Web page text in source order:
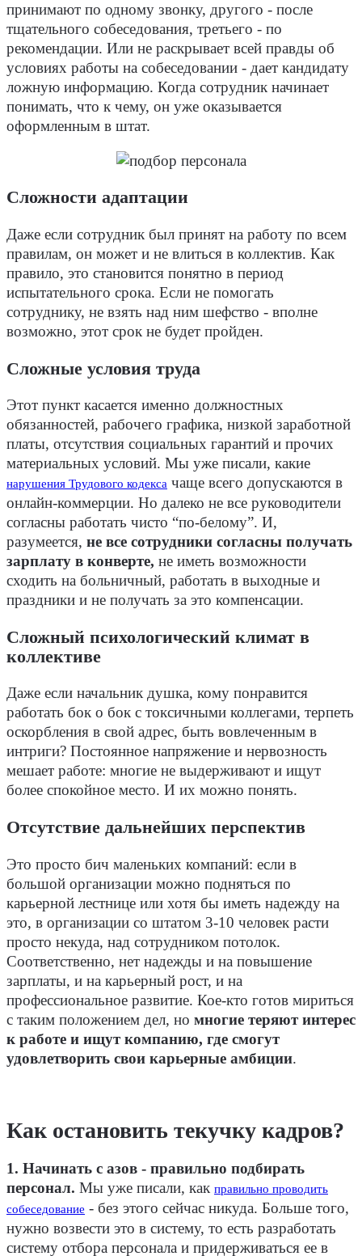
принимают по одному звонку, другого - после
тщательного собеседования, третьего - по
рекомендации. Или не раскрывает всей правды об
условиях работы на собеседовании - дает кандидату
ложную информацию. Когда сотрудник начинает
понимать, что к чему, он уже оказывается
оформленным в штат.
Сложности адаптации
Даже если сотрудник был принят на работу по всем
правилам, он может и не влиться в коллектив. Как
правило, это становится понятно в период
испытательного срока. Если не помогать
сотруднику, не взять над ним шефство - вполне
возможно, этот срок не будет пройден.
Сложные условия труда
Этот пункт касается именно должностных
обязанностей, рабочего графика, низкой заработной
платы, отсутствия социальных гарантий и прочих
материальных условий. Мы уже писали, какие
нарушения Трудового кодекса чаще всего допускаются в
онлайн-коммерции. Но далеко не все руководители
согласны работать чисто “по-белому”. И,
разумеется, не все сотрудники согласны получать
зарплату в конверте, не иметь возможности
сходить на больничный, работать в выходные и
праздники и не получать за это компенсации.
Сложный психологический климат в
коллективе
Даже если начальник душка, кому понравится
работать бок о бок с токсичными коллегами, терпеть
оскорбления в свой адрес, быть вовлеченным в
интриги? Постоянное напряжение и нервозность
мешает работе: многие не выдерживают и ищут
более спокойное место. И их можно понять.
Отсутствие дальнейших перспектив
Это просто бич маленьких компаний: если в
большой организации можно подняться по
карьерной лестнице или хотя бы иметь надежду на
это, в организации со штатом 3-10 человек расти
просто некуда, над сотрудником потолок.
Соответственно, нет надежды и на повышение
зарплаты, и на карьерный рост, и на
профессиональное развитие. Кое-кто готов мириться
с таким положением дел, но многие теряют интерес
к работе и ищут компанию, где смогут
удовлетворить свои карьерные амбиции.
Как остановить текучку кадров?
1. Начинать с азов - правильно подбирать
персонал. Мы уже писали, как правильно проводить
собеседование - без этого сейчас никуда. Больше того,
нужно возвести это в систему, то есть разработать
систему отбора персонала и придерживаться ее в